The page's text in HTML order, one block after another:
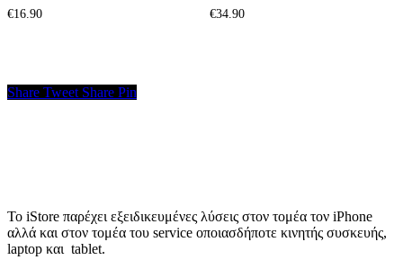
€16.90 €34.90
Share Tweet Share Pin
Το iStore παρέχει εξειδικευμένες λύσεις στον τομέα τον iPhone
αλλά και στον τομέα του service οποιασδήποτε κινητής συσκευής,
laptop και tablet.